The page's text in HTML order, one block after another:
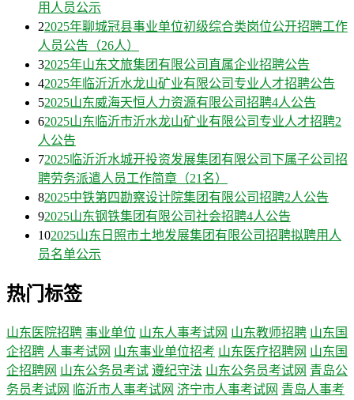
用人员公示
22025年聊城冠县事业单位初级综合类岗位公开招聘工作
人员公告（26人）
32025年山东文旅集团有限公司直属企业招聘公告
42025年临沂沂水龙山矿业有限公司专业人才招聘公告
52025山东威海天恒人力资源有限公司招聘4人公告
62025山东临沂市沂水龙山矿业有限公司专业人才招聘2
人公告
72025临沂沂水城开投资发展集团有限公司下属子公司招
聘劳务派遣人员工作简章（21名）
82025中铁第四勘察设计院集团有限公司招聘2人公告
92025山东钢铁集团有限公司社会招聘4人公告
102025山东日照市土地发展集团有限公司招聘拟聘用人
员名单公示
热门标签
山东医院招聘 事业单位 山东人事考试网 山东教师招聘 山东国
企招聘 人事考试网 山东事业单位招考 山东医疗招聘网 山东国
企招聘网 山东公务员考试 遵纪守法 山东公务员考试网 青岛公
务员考试网
临沂市人事考试网 济宁市人事考试网 青岛人事考